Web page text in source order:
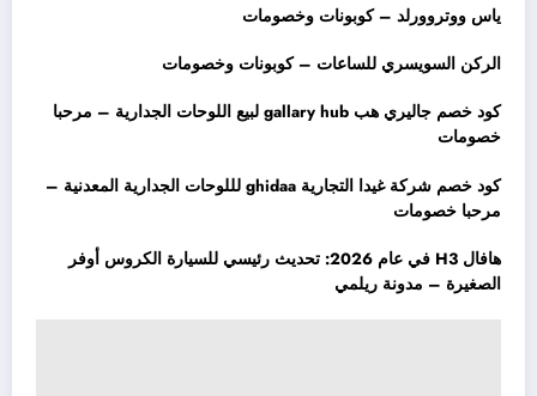
ياس ووتروورلد – كوبونات وخصومات
الركن السويسري للساعات – كوبونات وخصومات
كود خصم جاليري هب gallary hub لبيع اللوحات الجدارية – مرحبا
خصومات
كود خصم شركة غيدا التجارية ghidaa لللوحات الجدارية المعدنية –
مرحبا خصومات
هافال H3 في عام 2026: تحديث رئيسي للسيارة الكروس أوفر
الصغيرة – مدونة ريلمي